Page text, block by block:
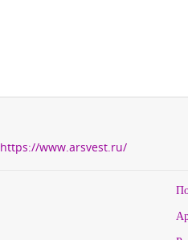
https://www.arsvest.ru/